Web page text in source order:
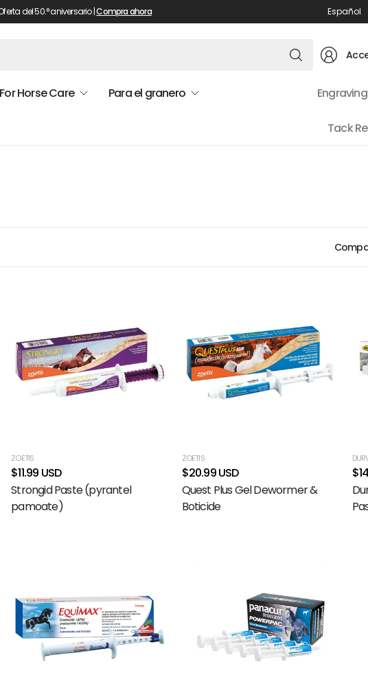
del 50.° aniversario |Compra ahora
Actualizar
país/
Buscar
cualquier
For Horse Care Para el granero Engraving
Tack
ZOETIS
$11.99 USD
Strongid Paste (pyrantel
pamoate)
ZOETIS
$20.99 USD
Quest Plus Gel Dewormer &
Boticide